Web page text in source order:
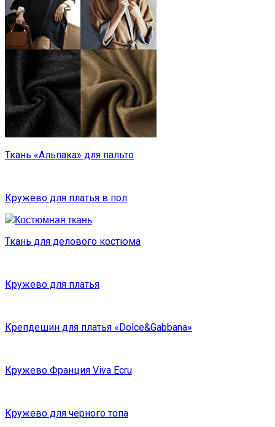
Ткань «Альпака» для пальто
Кружево для платья в пол
Ткань для делового костюма
Кружево для платья
Крепдешин для платья «Dolce&Gabbana»
Кружево Франция Viva Ecru
Кружево для черного топа